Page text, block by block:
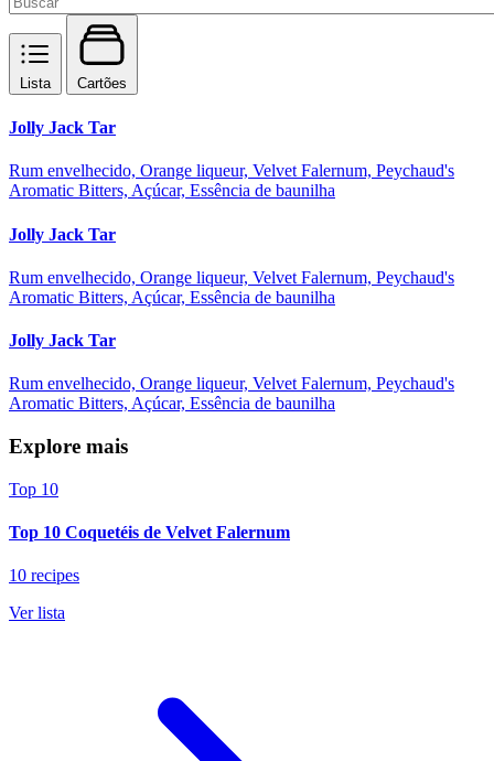
Lista Cartões
Jolly Jack Tar
Rum envelhecido, Orange liqueur, Velvet Falernum, Peychaud's
Aromatic Bitters, Açúcar, Essência de baunilha
Jolly Jack Tar
Rum envelhecido, Orange liqueur, Velvet Falernum, Peychaud's
Aromatic Bitters, Açúcar, Essência de baunilha
Jolly Jack Tar
Rum envelhecido, Orange liqueur, Velvet Falernum, Peychaud's
Aromatic Bitters, Açúcar, Essência de baunilha
Explore mais
Top 10
Top 10 Coquetéis de Velvet Falernum
10 recipes
Ver lista